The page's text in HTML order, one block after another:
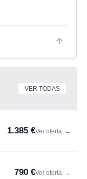
VER TODAS
1.385 €Ver oferta →
790 €Ver oferta →